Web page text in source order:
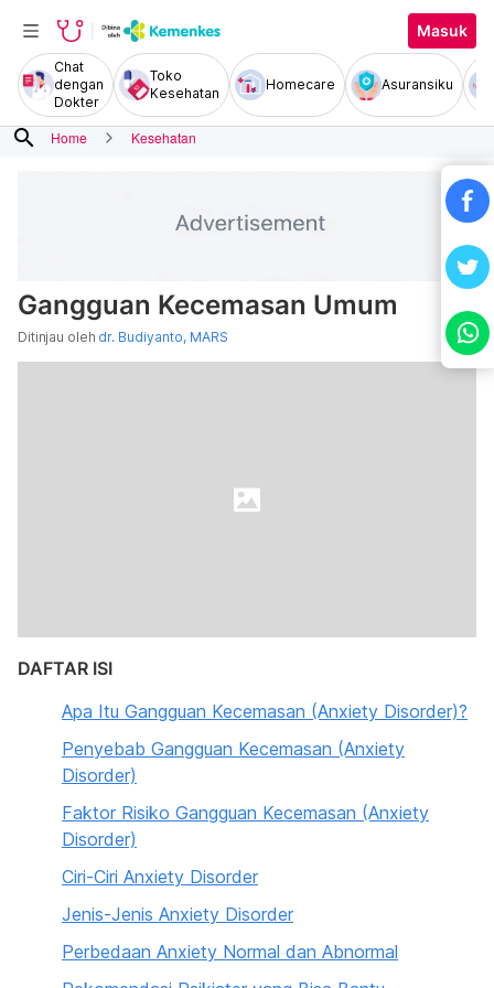
Masuk
Chat
dengan
Dokter
Toko
Kesehatan
Homecare Asuransiku
search Home Kesehatan
Gangguan Kecemasan Umum
Ditinjau oleh dr. Budiyanto, MARS
DAFTAR ISI
Apa Itu Gangguan Kecemasan (Anxiety Disorder)?
Penyebab Gangguan Kecemasan (Anxiety
Disorder)
Faktor Risiko Gangguan Kecemasan (Anxiety
Disorder)
Ciri-Ciri Anxiety Disorder
Jenis-Jenis Anxiety Disorder
Perbedaan Anxiety Normal dan Abnormal